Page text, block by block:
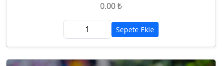
0.00 ₺
Sepete Ekle